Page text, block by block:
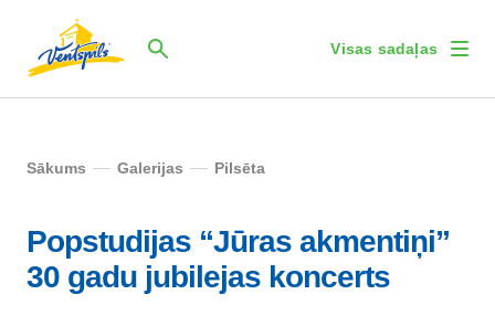
Visas sadaļas
Sākums Galerijas Pilsēta
Popstudijas “Jūras akmentiņi”
30 gadu jubilejas koncerts